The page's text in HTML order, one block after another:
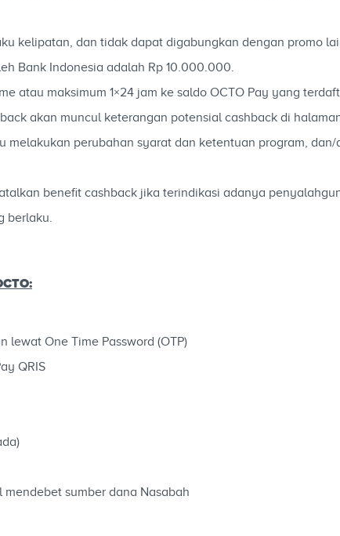
kelipatan, dan tidak dapat digabungkan dengan promo
Bank Indonesia adalah Rp 10.000.000.
atau maksimum 1×24 jam ke saldo OCTO Pay yang
akan muncul keterangan potensial cashback di
melakukan perubahan syarat dan ketentuan program,
benefit cashback jika terindikasi adanya
berlaku.
lewat One Time Password (OTP)
QRIS
sumber dana Nasabah